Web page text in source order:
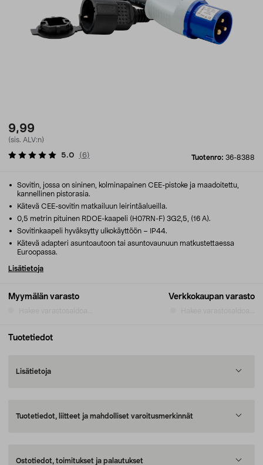
9,99
(sis. ALV:n)
Tuotenro: 36-8388
5.0 (6)
Myymälän varasto Verkkokaupan varasto
Sovitin, jossa on sininen, kolminapainen CEE-pistoke ja maadoitettu,
kannellinen pistorasia.
Kätevä CEE-sovitin matkailuun leirintäalueilla.
0,5 metrin pituinen RDOE-kaapeli (H07RN-F) 3G2,5, (16 A).
Sovitinkaapeli hyväksytty ulkokäyttöön – IP44.
Kätevä adapteri asuntoautoon tai asuntovaunuun matkustettaessa
Euroopassa.
Lisätietoja
Tuotetiedot
Lisätietoja
Tuotetiedot, liitteet ja mahdolliset varoitusmerkinnät
Ostotiedot, toimitukset ja palautukset